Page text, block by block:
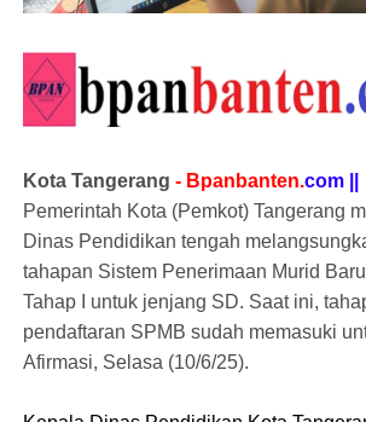
Kota Tangerang- Bpanbanten.com ||
Pemerintah Kota (Pemkot) Tangerang
Dinas Pendidikan tengah
tahapan Sistem Penerimaan Murid
Tahap I untuk jenjang SD. Saat ini,
pendaftaran SPMB sudah memasuki
Afirmasi, Selasa (10/6/25).